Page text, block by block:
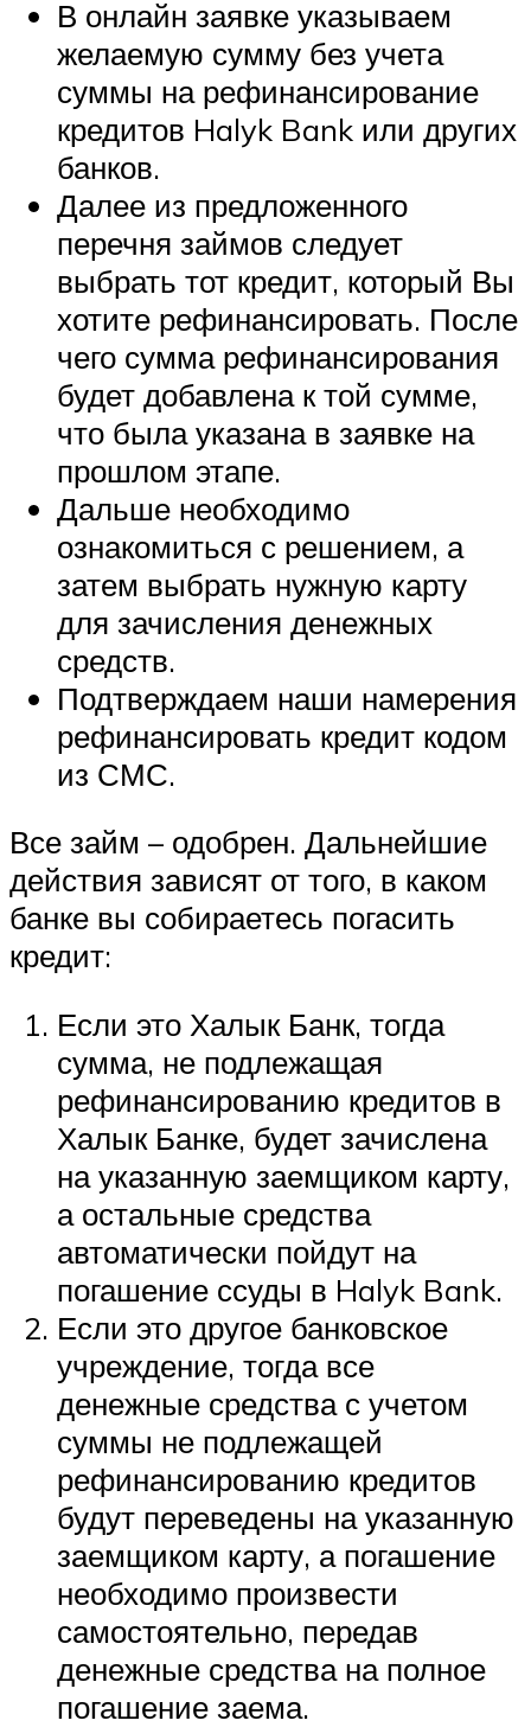
В онлайн заявке указываем
желаемую сумму без учета
суммы на рефинансирование
кредитов Halyk Bank или других
банков.
Далее из предложенного
перечня займов следует
выбрать тот кредит, который Вы
хотите рефинансировать. После
чего сумма рефинансирования
будет добавлена к той сумме,
что была указана в заявке на
прошлом этапе.
Дальше необходимо
ознакомиться с решением, а
затем выбрать нужную карту
для зачисления денежных
средств.
Подтверждаем наши намерения
рефинансировать кредит кодом
из СМС.
Все займ – одобрен. Дальнейшие
действия зависят от того, в каком
банке вы собираетесь погасить
кредит:
Если это Халык Банк, тогда
сумма, не подлежащая
рефинансированию кредитов в
Халык Банке, будет зачислена
на указанную заемщиком карту,
а остальные средства
автоматически пойдут на
погашение ссуды в Halyk Bank.
Если это другое банковское
учреждение, тогда все
денежные средства с учетом
суммы не подлежащей
рефинансированию кредитов
будут переведены на указанную
заемщиком карту, а погашение
необходимо произвести
самостоятельно, передав
денежные средства на полное
погашение заема.